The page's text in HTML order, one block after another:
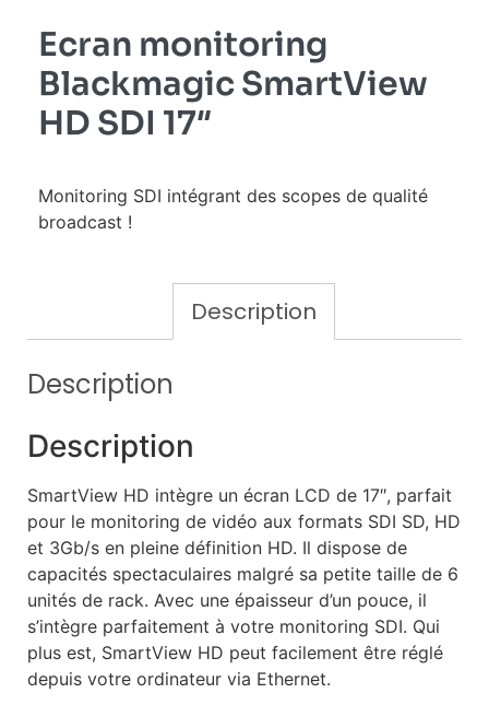
Ecran monitoring
Blackmagic SmartView
HD SDI 17″
Monitoring SDI intégrant des scopes de qualité
broadcast !
Description
Description
Description
SmartView HD intègre un écran LCD de 17″, parfait
pour le monitoring de vidéo aux formats SDI SD, HD
et 3Gb/s en pleine définition HD. Il dispose de
capacités spectaculaires malgré sa petite taille de 6
unités de rack. Avec une épaisseur d’un pouce, il
s’intègre parfaitement à votre monitoring SDI. Qui
plus est, SmartView HD peut facilement être réglé
depuis votre ordinateur via Ethernet.